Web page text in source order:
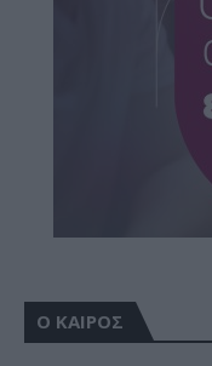
Ο ΚΑΙΡΟΣ